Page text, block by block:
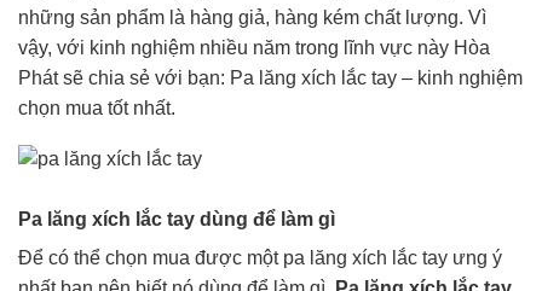
những sản phẩm là hàng giả, hàng kém chất lượng. Vì
vậy, với kinh nghiệm nhiều năm trong lĩnh vực này Hòa
Phát sẽ chia sẻ với bạn: Pa lăng xích lắc tay – kinh nghiệm
chọn mua tốt nhất.
Pa lăng xích lắc tay dùng để làm gì
Để có thể chọn mua được một pa lăng xích lắc tay ưng ý